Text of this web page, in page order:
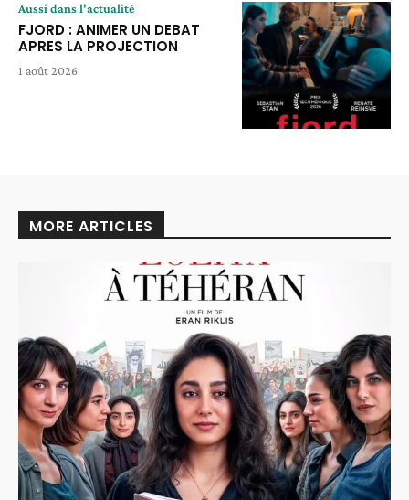
Aussi dans l'actualité
FJORD : ANIMER UN DEBAT
APRES LA PROJECTION
1 août 2026
MORE ARTICLES